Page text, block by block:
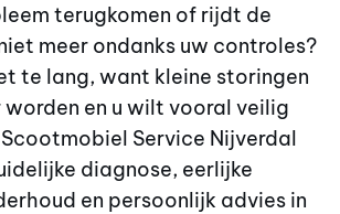
terugkomen of rijdt de
meer ondanks uw controles?
te lang, want kleine storingen
worden en u wilt vooral veilig
Service Nijverdal
diagnose, eerlijke
en persoonlijk advies in